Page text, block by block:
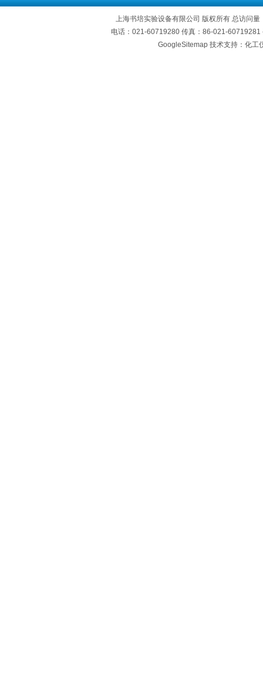
上海书培实验设备有限公司 版权所有 总访问量
电话：021-60719280 传真：86-021-
GoogleSitemap技术支持：化工